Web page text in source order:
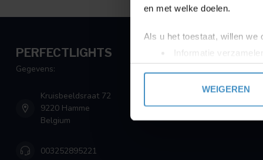
en met welke doelen.
Als u het toestaat, willen we
Informatie
Uw apparaat
toestemming op elk
We gebruiken cookies om
websiteverkeer te
WEIGEREN
PERFECTLIGHTS
Gegevens:
Kruisbeeldsraat 72
9220 Hamme
Belgium
003252895221